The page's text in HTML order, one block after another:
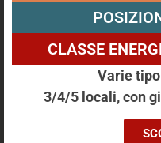
Altre caratteristriche:
€ 550000
CLASSE
Varie
3/4/5 locali, con